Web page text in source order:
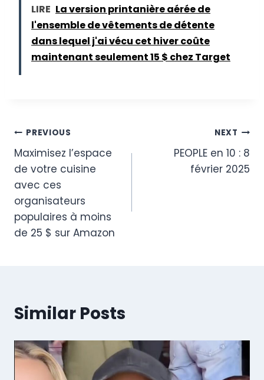
LIRE La version printanière aérée de
l'ensemble de vêtements de détente
dans lequel j'ai vécu cet hiver coûte
maintenant seulement 15 $ chez Target
Post
navigation
PREVIOUS
Maximisez l’espace
de votre cuisine
avec ces
organisateurs
populaires à moins
de 25 $ sur Amazon
NEXT
PEOPLE en 10 : 8
février 2025
Similar Posts